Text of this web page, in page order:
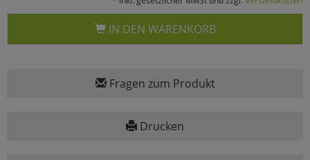
IN DEN WARENKORB
Fragen zum Produkt
Drucken